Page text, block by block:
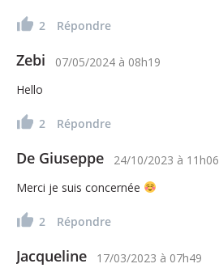
2 Répondre
Zebi 07/05/2024 à 08h19
Hello
2 Répondre
De Giuseppe 24/10/2023 à 11h06
Merci je suis concernée
2 Répondre
Jacqueline 17/03/2023 à 07h49